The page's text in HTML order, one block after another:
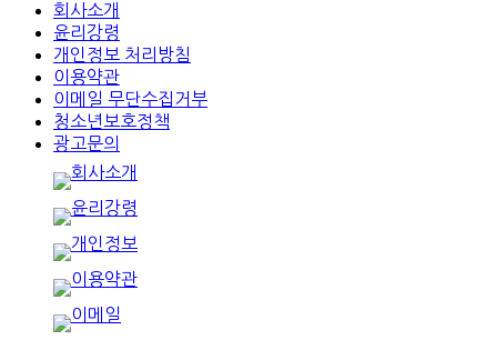
회사소개
윤리강령
개인정보 처리방침
이용약관
이메일 무단수집거부
청소년보호정책
광고문의